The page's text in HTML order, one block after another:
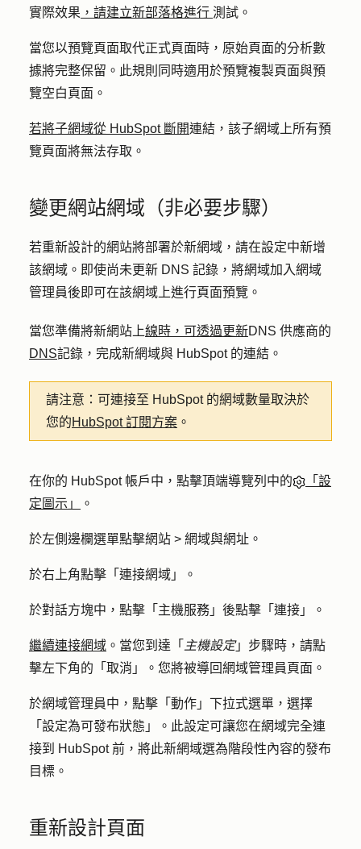
實際效果 ，請建立新部落格進行 測試。
當您以預覽頁面取代正式頁面時，原始頁面的分析數
據將完整保留。此規則同時適用於預覽複製頁面與預
覽空白頁面。
若將子網域從 HubSpot 斷開連結，該子網域上所有預
覽頁面將無法存取。
變更網站網域（非必要步驟）
若重新設計的網站將部署於新網域，請在設定中新增
該網域。即使尚未更新 DNS 記錄，將網域加入網域
管理員後即可在該網域上進行頁面預覽。
當您準備將新網站上線時，可透過更新DNS 供應商的
DNS記錄，完成新網域與 HubSpot 的連結。
請注意： 可連接至 HubSpot 的網域數量取決於
您的HubSpot 訂閱方案 。
在你的 HubSpot 帳戶中，點擊頂端導覽列中的
「設
定圖示」
。
於左側邊欄選單點擊網站 > 網域與網址 。
於右上角點擊「 連接網域 」。
於對話方塊中，點擊「 主機服務 」後點擊「 連接」 。
繼續連接網域 。當您到達「 主機設定」步驟時，請點
擊左下角的「 取消」 。您將被導回網域管理員頁面。
於網域管理員中，點擊「 動作 」下拉式選單，選擇
「設定為可發布狀態 」。此設定可讓您在網域完全連
接到 HubSpot 前，將此新網域選為階段性內容的發布
目標。
重新設計頁面